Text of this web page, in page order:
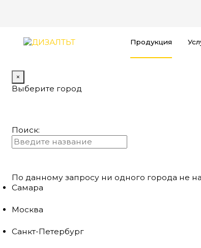
Продукция
×
Выберите город
Поиск:
По данному запросу ни одного города не
Самара
Москва
Санкт-Петербург